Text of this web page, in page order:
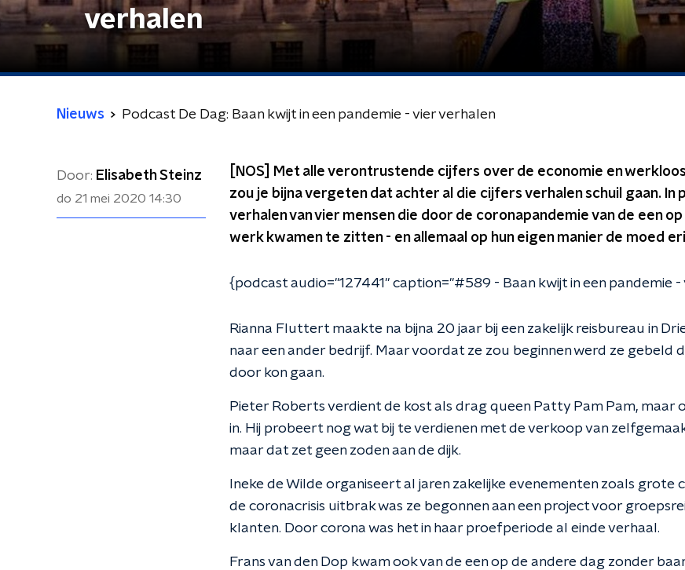
verhalen
Nieuws Podcast De Dag: Baan kwijt in een pandemie - vier verhalen
Door: Elisabeth Steinz
do 21 mei 2020 14:30
[NOS] Met alle verontrustende cijfers over de economie en
zou je bijna vergeten dat achter al die cijfers verhalen schuil gaan. In
verhalen van vier mensen die door de coronapandemie van de een
werk kwamen te zitten - en allemaal op hun eigen manier de moed
{podcast audio="127441" caption="#589 - Baan kwijt in een pandemie
Rianna Fluttert maakte na bijna 20 jaar bij een zakelijk reisbureau in
naar een ander bedrijf. Maar voordat ze zou beginnen werd ze gebeld
door kon gaan.
Pieter Roberts verdient de kost als drag queen Patty Pam Pam, maar
in. Hij probeert nog wat bij te verdienen met de verkoop van
maar dat zet geen zoden aan de dijk.
Ineke de Wilde organiseert al jaren zakelijke evenementen zoals grote
de coronacrisis uitbrak was ze begonnen aan een project voor
klanten. Door corona was het in haar proefperiode al einde verhaal.
Frans van den Dop kwam ook van de een op de andere dag zonder